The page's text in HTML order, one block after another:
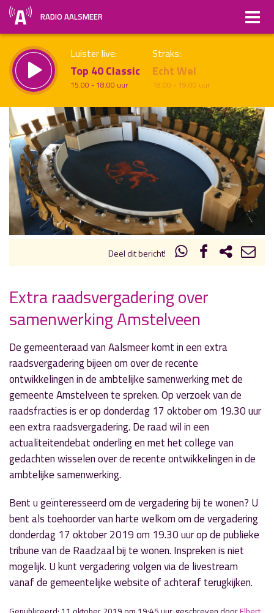
RADIO AALSMEER
Luister live:
Top 40 Classic
15.00 - 18.00 uur
Straks:
Echt Wel
18.00 - 19.00 uur
Vorig uur Volgend uur
Inklappen
Deel dit bericht!
« Vorig nieuwsbericht
Rapport arbeidsmigranten aangeboden aan
wethouder Alink
11 oktober 2019
» Volgend nieuwsbericht
Sportuitslagen zaterdag 12 oktober
12 oktober 2019
Extra raadsvergadering over
samenwerking Amstelveen
De gemeenteraad van Aalsmeer komt in een extra
raadsvergadering bijeen om over de recente
ontwikkelingen in de ambtelijke samenwerking met de
gemeente Amstelveen te spreken. Op verzoek van de
raadsfracties is er op donderdag 17 oktober om 19.30 uur
een extra raadsvergadering. De raad wil in een
actualiteitendebat onderling en met het college van
gedachten wisselen over de recente ontwikkelingen in de
ambtelijke samenwerking.
Bent u geïnteresseerd om de vergadering bij te wonen? U
bent als toehoorder van harte welkom om de vergadering
donderdag 17 oktober 2019 om 19.30 uur op de publieke
tribune van de Raadzaal bij te wonen. Inspreken is niet
mogelijk. U kunt vergadering volgen via de livestream
vanaf de gemeentelijke website of achteraf terugkijken.